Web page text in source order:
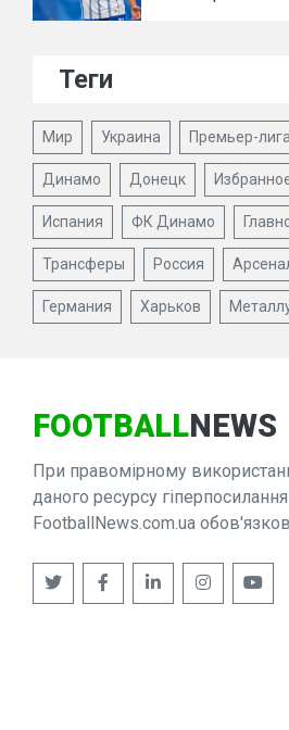
Теги
Мир Украина Премьер-лига
Динамо Донецк
Испания ФК Динамо
Трансферы Россия
Германия Харьков
FOOTBALLNEWS
При правомірному
даного ресурсу
FootballNews.com.ua